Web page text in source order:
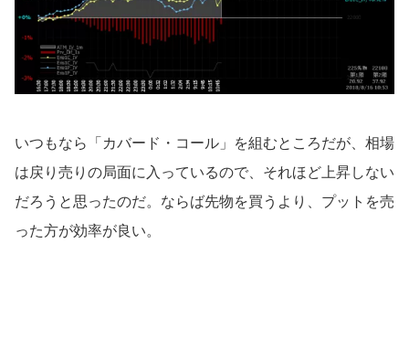
いつもなら「カバード・コール」を組むところだが、相場
は戻り売りの局面に入っているので、それほど上昇しない
だろうと思ったのだ。ならば先物を買うより、プットを売
った方が効率が良い。